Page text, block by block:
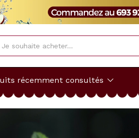
récemment consultés